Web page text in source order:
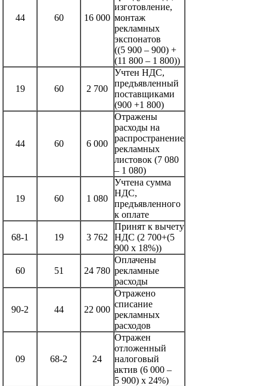
44 60 16 000
изготовление,
монтаж
рекламных
экспонатов
((5 900 – 900) +
(11 800 – 1 800))
19 60 2 700
Учтен НДС,
предъявленный
поставщиками
(900 +1 800)
44 60 6 000
Отражены
расходы на
распространение
рекламных
листовок (7 080
– 1 080)
19 60 1 080
Учтена сумма
НДС,
предъявленного
к оплате
68-1 19 3 762
Принят к вычету
НДС (2 700+(5
900 х 18%))
60 51 24 780
Оплачены
рекламные
расходы
90-2 44 22 000
Отражено
списание
рекламных
расходов
09 68-2 24
Отражен
отложенный
налоговый
актив (6 000 –
5 900) х 24%)